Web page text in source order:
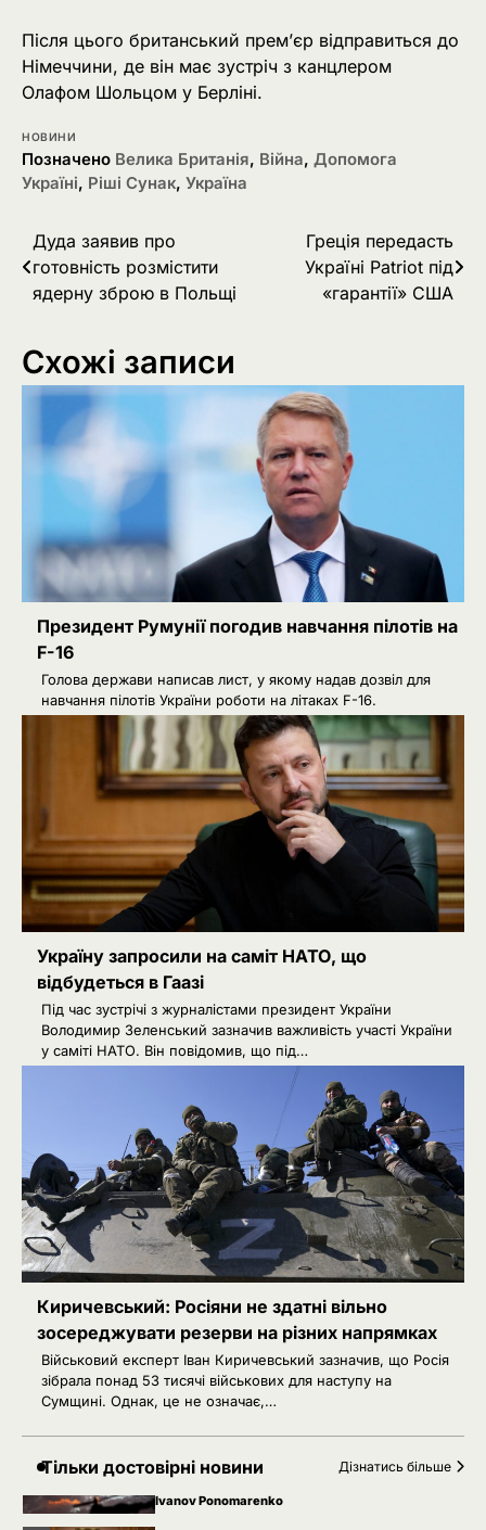
Після цього британський прем’єр відправиться до
Німеччини, де він має зустріч з канцлером
Олафом Шольцом у Берліні.
НОВИНИ
Позначено Велика Британія, Війна, Допомога
Україні, Ріші Сунак, Україна
Навігація
записів
Дуда заявив про
готовність розмістити
ядерну зброю в Польщі
Греція передасть
Україні Patriot під
«гарантії» США
Схожі записи
Президент Румунії погодив навчання пілотів на
F-16
Голова держави написав лист, у якому надав дозвіл для
навчання пілотів України роботи на літаках F-16.
Україну запросили на саміт НАТО, що
відбудеться в Гаазі
Під час зустрічі з журналістами президент України
Володимир Зеленський зазначив важливість участі України
у саміті НАТО. Він повідомив, що під…
Киричевський: Росіяни не здатні вільно
зосереджувати резерви на різних напрямках
Військовий експерт Іван Киричевський зазначив, що Росія
зібрала понад 53 тисячі військових для наступу на
Сумщині. Однак, це не означає,…
Тільки достовірні новини Дізнатись більше
Сенат США підтримав новий пакет
санкцій проти Росії: що буде далі
Ivanov Ponomarenko
3
Київська нерухомість після 2025
року: які проєкти формують новий
вигляд столиці
Ivanov Ponomarenko
4
РФ готує удари по НАТО
українськими дронами
Розумна Марина
РФ знеструмила Херсон: коли
повернуть світло в оселі
Розумна Марина
над військовою базою Німеччини,
де ремонтують Patriot
Ivanov Ponomarenko